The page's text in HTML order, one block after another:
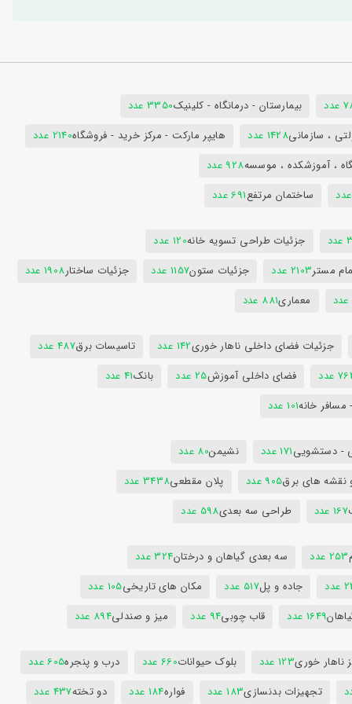
بیمارستان - درمانگاه - کلینیک3350 عدد
، سازمانی1428 عدد هایپر مارکت - مرکز خرید - فروشگاه2140 عدد
، آموزشکده ، موسسه928 عدد
ساختمان مرتفع691 عدد
جزئیات طراحی تسویه خانه120 عدد
مستر2103 عدد جزئیات ستون1157 عدد جزئیات ساختار1908 عدد
معماری881 عدد
جزئیات فضای داخلی ناهار خوری142 عدد تاسیسات برق487 عدد
عدد
فضای داخلی آموزش25 عدد بانک41 عدد
خانه101 عدد
- دستشویی171 عدد نشیمن80 عدد
نقشه های برق905 عدد پلان مقطعی3438 عدد
167 عدد طراحی سه بعدی598 عدد
253 عدد سه بعدی گیاهان و درختان324 عدد
جاده و پل517 عدد مکان های تاریخی105 عدد
1649 عدد قاب چوبی94 عدد میز و صندلی894 عدد
ناهار خوری123 عدد بلوک حیوانات660 عدد درب و پنجره605 عدد
تجهیزات بدنسازی183 عدد فواره184 عدد دو تخته437 عدد